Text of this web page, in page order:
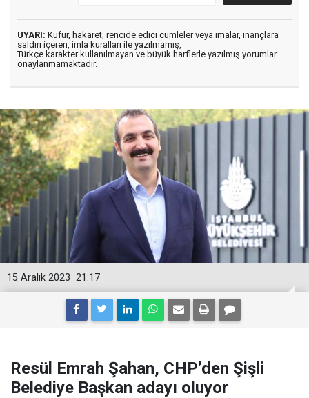
UYARI: Küfür, hakaret, rencide edici cümleler veya imalar, inançlara
saldırı içeren, imla kuralları ile yazılmamış,
Türkçe karakter kullanılmayan ve büyük harflerle yazılmış yorumlar
onaylanmamaktadır.
21:17
15 Aralık 2023
Resül Emrah Şahan, CHP’den Şişli
Belediye Başkan adayı oluyor